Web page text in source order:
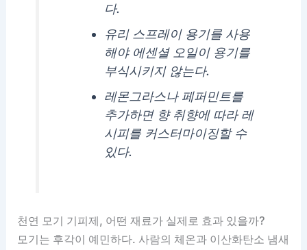
다.
유리 스프레이 용기를 사용
해야 에센셜 오일이 용기를
부식시키지 않는다.
레몬그라스나 페퍼민트를
추가하면 향 취향에 따라 레
시피를 커스터마이징할 수
있다.
천연 모기 기피제, 어떤 재료가 실제로 효과 있을까?
모기는 후각이 예민하다. 사람의 체온과 이산화탄소 냄새